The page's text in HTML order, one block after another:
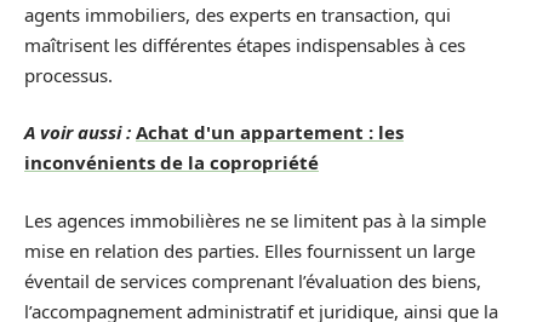
agents immobiliers, des experts en transaction, qui
maîtrisent les différentes étapes indispensables à ces
processus.
A voir aussi : Achat d'un appartement : les
inconvénients de la copropriété
Les agences immobilières ne se limitent pas à la simple
mise en relation des parties. Elles fournissent un large
éventail de services comprenant l’évaluation des biens,
l’accompagnement administratif et juridique, ainsi que la